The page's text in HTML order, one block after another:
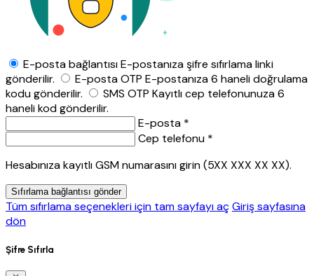
E-posta bağlantısıE-postanıza şifre sıfırlama linki
gönderilir.
E-posta OTP E-postanıza 6 haneli doğrulama
kodu gönderilir.
SMS OTP Kayıtlı cep telefonunuza 6
haneli kod gönderilir.
E-posta *
Cep telefonu *
Hesabınıza kayıtlı GSM numarasını girin (5XX XXX XX XX).
Sıfırlama bağlantısı gönder
Tüm sıfırlama seçenekleri için tam sayfayı açGiriş sayfasına
dön
Şifre Sıfırla